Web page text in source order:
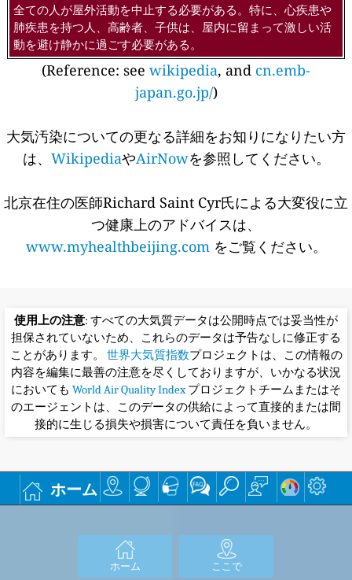
全ての人が屋外活動を中止する必要がある。特に、心疾患や
肺疾患を持つ人、高齢者、子供は、屋内に留まって激しい活
動を避け静かに過ごす必要がある。
(Reference: see wikipedia, and cn.emb-
japan.go.jp/)
大気汚染についての更なる詳細をお知りになりたい方
は、 WikipediaやAirNowを参照してください。
北京在住の医師Richard Saint Cyr氏による大変役に立
つ健康上のアドバイスは、
www.myhealthbeijing.com をご覧ください。
使用上の注意: すべての大気質データは公開時点では妥当性が
担保されていないため、これらのデータは予告なしに修正する
ことがあります。 世界大気質指数プロジェクトは、この情報の
内容を編集に最善の注意を尽くしておりますが、いかなる状況
においても World Air Quality Index プロジェクトチームまたはそ
のエージェントは、このデータの供給によって直接的または間
接的に生じる損失や損害について責任を負いません。
ホーム
ホーム ここで